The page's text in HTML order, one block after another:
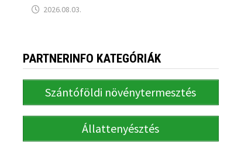
2026.08.03.
PARTNERINFO KATEGÓRIÁK
Szántóföldi növénytermesztés
Állattenyésztés